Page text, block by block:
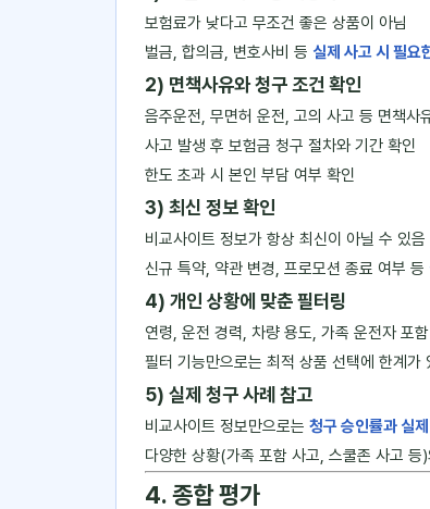
보험료가 낮다고 무조건 좋은 상품이 아님
벌금, 합의금, 변호사비 등 실제 사고 시 필요
2) 면책사유와 청구 조건 확인
음주운전, 무면허 운전, 고의 사고 등 면책사
사고 발생 후 보험금 청구 절차와 기간 확인
한도 초과 시 본인 부담 여부 확인
3) 최신 정보 확인
비교사이트 정보가 항상 최신이 아닐 수 있음
신규 특약, 약관 변경, 프로모션 종료 여부 등
4) 개인 상황에 맞춘 필터링
연령, 운전 경력, 차량 용도, 가족 운전자 포
필터 기능만으로는 최적 상품 선택에 한계가
5) 실제 청구 사례 참고
비교사이트 정보만으로는 청구 승인률과 실
다양한 상황(가족 포함 사고, 스쿨존 사고
4. 종합 평가